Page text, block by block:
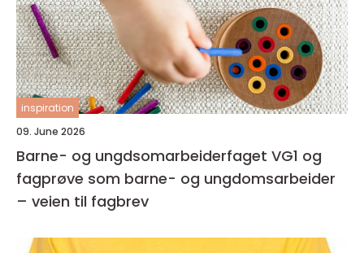
inspiration
09. June 2026
Barne- og ungdsomarbeiderfaget VG1 og
fagprøve som barne- og ungdomsarbeider
– veien til fagbrev